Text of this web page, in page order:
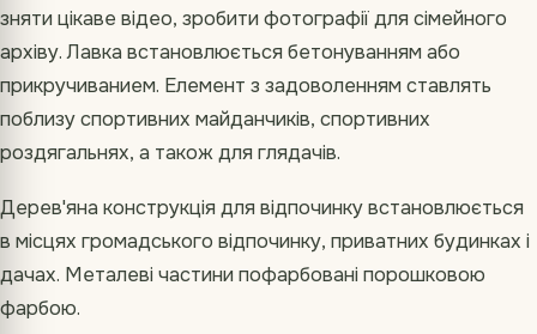
зняти цікаве відео, зробити фотографії для сімейного
архіву. Лавка встановлюється бетонуванням або
прикручиванием. Елемент з задоволенням ставлять
поблизу спортивних майданчиків, спортивних
роздягальнях, а також для глядачів.
Дерев'яна конструкція для відпочинку встановлюється
в місцях громадського відпочинку, приватних будинках і
дачах. Металеві частини пофарбовані порошковою
фарбою.